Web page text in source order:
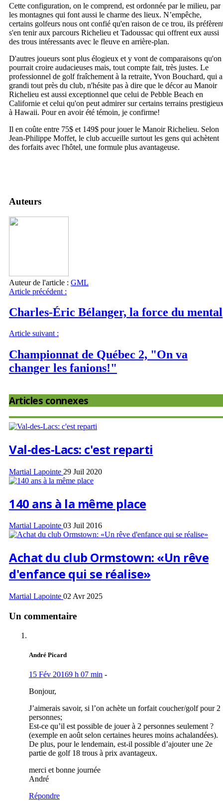
Cette configuration, on le comprend, est ordonnée par le milieu, par
les montagnes qui font aussi le charme des lieux. N’empêche,
certains golfeurs nous ont confié qu'en raison de ce trou, ils
s'en tenir aux parcours Richelieu et Tadoussac qui offrent eux aussi
des trous intéressants avec le fleuve en arrière-plan.
D'autres joueurs sont plus élogieux et y vont de comparaisons qu'on
pourrait croire audacieuses mais, tout compte fait, très justes. Le
professionnel de golf fraîchement à la retraite, Yvon Bouchard, qui a
grandi tout près du club, n'hésite pas à dire que le décor au Manoir
Richelieu est aussi exceptionnel que celui de Pebble Beach en
Californie et celui qu'on peut admirer sur certains terrains
à Hawaii. Pour en avoir été témoin, je confirme!
Il en coûte entre 75$ et 149$ pour jouer le Manoir Richelieu. Selon
Jean-Philippe Moffet, le club accueille surtout les gens qui achètent
des forfaits avec l'hôtel, une formule plus avantageuse.
Auteurs
Auteur de l'article : GML
Article précédent :
Charles-Éric Bélanger, la force du mental
Article suivant :
Championnat de Québec 2, "On va
changer les fanions!"
Articles connexes
Val-des-Lacs: c'est reparti
Martial Lapointe 29 Juil 2020
140 ans à la même place
Martial Lapointe 03 Juil 2016
Achat du club Ormstown: «Un rêve
d'enfance qui se réalise»
Martial Lapointe 02 Avr 2025
Un commentaire
André Picard
15 Fév 20169 h 07 min -
Bonjour,
J’aimerais savoir, si l’on achète un forfait coucher/golf pour 2
personnes;
Est-ce qu’il est possible de jouer à 2 personnes seulement ?
(exemple en août selon certaines heures moins achalandées).
De plus, pour le lendemain, est-il possible d’ajouter une 2e
partie de golf 18 trous à prix avantageux.
merci et bonne journée
André
Répondre